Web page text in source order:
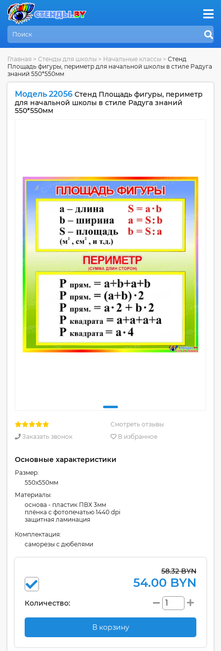
Главная > Стенды для школы > Начальные классы > Стенд
Площадь фигуры, периметр для начальной школы в стиле Радуга
знаний 550*550мм
Модель 22056 Стенд Площадь фигуры, периметр
для начальной школы в стиле Радуга знаний
550*550мм
Смотреть отзывы
Заказать звонок
В избранное
Основные характеристики
Размер:
550x550мм
Материалы:
основа - пластик ПВХ 3мм
плёнка с фотопечатью 1440 dpi
защитная ламинация
Комплектация:
cаморезы с дюбелями
58.32 BYN
54.00 BYN
Количество:
В корзину